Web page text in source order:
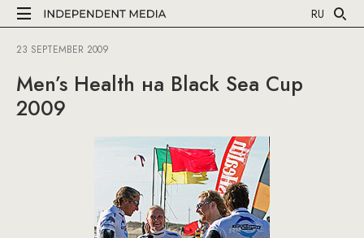
RU
23 SEPTEMBER 2009
Men’s Health на Black Sea Cup
2009